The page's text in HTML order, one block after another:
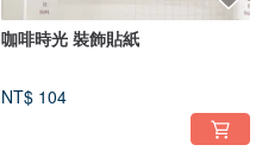
咖啡時光 裝飾貼紙
NT$ 104